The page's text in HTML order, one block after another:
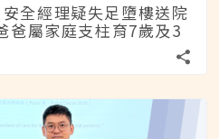
全經理疑失足墮樓送院
爸屬家庭支柱育7歲及3